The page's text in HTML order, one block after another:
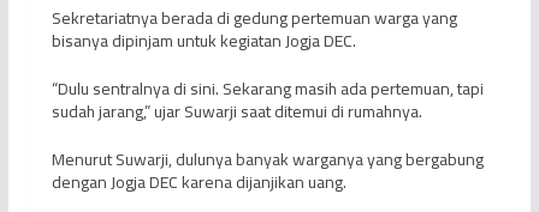
Sekretariatnya berada di gedung pertemuan warga yang
bisanya dipinjam untuk kegiatan Jogja DEC.
“Dulu sentralnya di sini. Sekarang masih ada pertemuan, tapi
sudah jarang,” ujar Suwarji saat ditemui di rumahnya.
Menurut Suwarji, dulunya banyak warganya yang bergabung
dengan Jogja DEC karena dijanjikan uang.